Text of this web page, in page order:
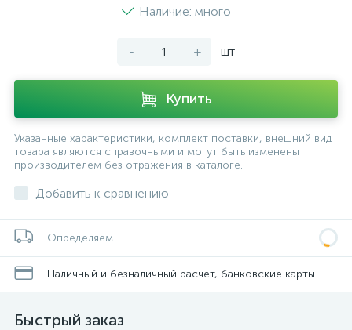
Наличие: много
- + шт
Купить
Указанные характеристики, комплект поставки, внешний вид
товара являются справочными и могут быть изменены
производителем без отражения в каталоге.
Добавить к сравнению
Определяем...
Наличный и безналичный расчет, банковские карты
Быстрый заказ